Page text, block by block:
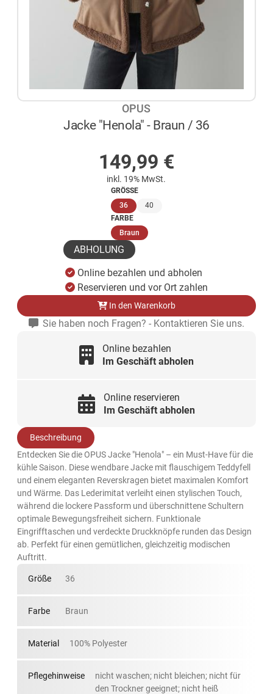
OPUS
Jacke "Henola" - Braun / 36
149,99 €
inkl. 19% MwSt.
GRÖSSE
36(ausgewählt)
40
FARBE
Braun(ausgewählt)
ABHOLUNG
Online bezahlen und abholen
Reservieren und vor Ort zahlen
In den Warenkorb
Sie haben noch Fragen? - Kontaktieren Sie uns.
Online bezahlen
Im Geschäft abholen
Online reservieren
Im Geschäft abholen
Beschreibung
Entdecken Sie die OPUS Jacke "Henola" – ein Must-Have für die
kühle Saison. Diese wendbare Jacke mit flauschigem Teddyfell
und einem eleganten Reverskragen bietet maximalen Komfort
und Wärme. Das Lederimitat verleiht einen stylischen Touch,
während die lockere Passform und überschnittene Schultern
optimale Bewegungsfreiheit sichern. Funktionale
Eingrifftaschen und verdeckte Druckknöpfe runden das Design
ab. Perfekt für einen gemütlichen, gleichzeitig modischen
Auftritt.
Größe 36
Farbe Braun
Material 100% Polyester
Pflegehinweise
nicht waschen; nicht bleichen; nicht für
den Trockner geeignet; nicht heiß